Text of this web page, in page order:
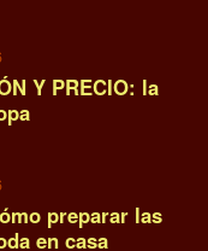
Y PRECIO: la
preparar las
en casa